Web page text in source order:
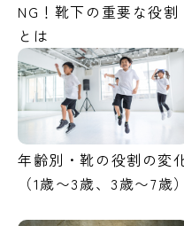
NG！靴下の重要な役割
とは
年齢別・靴の役割の変
（1歳〜3歳、3歳〜7歳）